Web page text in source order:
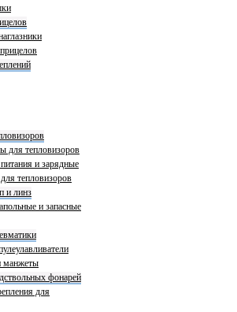
для тепловизоров
и зарядные
тепловизоров
и линз
и запасные
фонарей
для